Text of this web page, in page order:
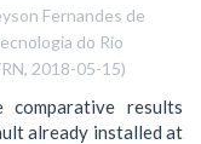
Fernandes de
do Rio
, 2018-05-15)
results
already installed at